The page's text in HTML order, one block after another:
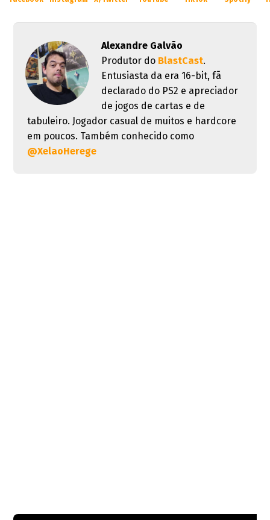
Alexandre Galvão
Produtor do BlastCast.
Entusiasta da era 16-bit, fã
declarado do PS2 e apreciador
de jogos de cartas e de
tabuleiro. Jogador casual de muitos e hardcore
em poucos. Também conhecido como
@XelaoHerege